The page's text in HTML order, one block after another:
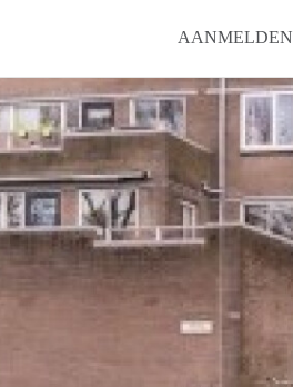
AANMELDEN